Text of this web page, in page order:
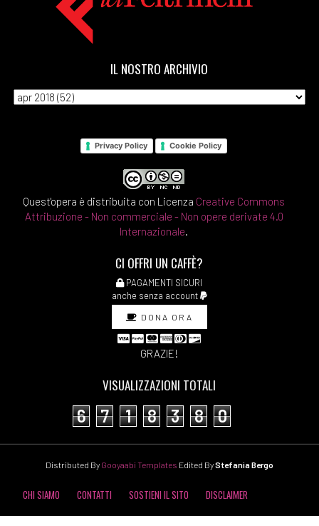
IL NOSTRO ARCHIVIO
Privacy Policy Cookie Policy
Quest'opera è distribuita con Licenza Creative Commons
Attribuzione - Non commerciale - Non opere derivate 4.0
Internazionale.
CI OFFRI UN CAFFÈ?
PAGAMENTI SICURI
anche senza account
DONA ORA
GRAZIE!
VISUALIZZAZIONI TOTALI
6 7 1 8 3 8 0
Distributed By Gooyaabi Templates Edited ByStefania Bergo
CHI SIAMO CONTATTI SOSTIENI IL SITO DISCLAIMER